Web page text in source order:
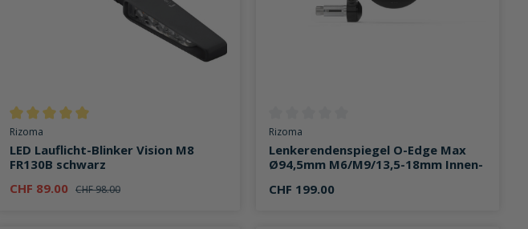
Durchschnittliche Bewertung von 5 von 5 Sternen
Rizoma
LED Lauflicht-Blinker Vision M8
FR130B schwarz
CHF 89.00 CHF 98.00
Durchschnittliche Bewertung von 0 von 5 Sternen
Rizoma
Lenkerendenspiegel O-Edge Max
Ø94,5mm M6/M9/13,5-18mm Innen-
CHF 199.00